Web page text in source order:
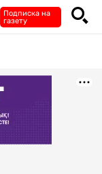
Подписка на
газету